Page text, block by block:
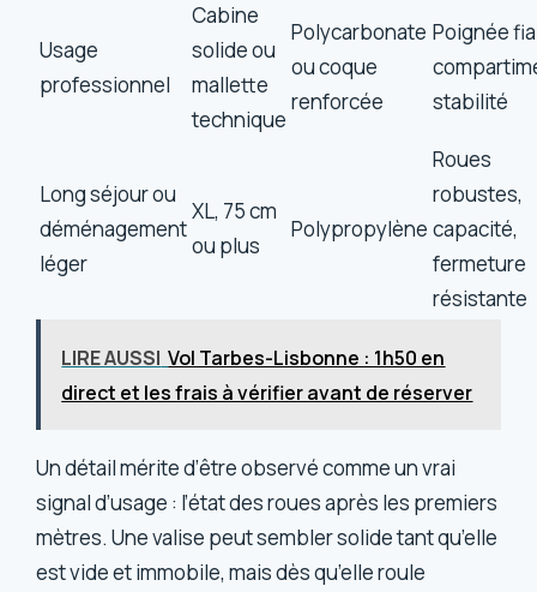
Usage
professionnel
Cabine
solide ou
mallette
technique
Polycarbonate
ou coque
renforcée
Poignée
stabilité
Long séjour ou
déménagement
léger
XL, 75 cm
ou plus
Polypropylène
Roues
robustes,
capacité,
fermeture
résistante
LIRE AUSSI Vol Tarbes-Lisbonne : 1h50 en
direct et les frais à vérifier avant de réserver
Un détail mérite d’être observé comme un vrai
signal d’usage : l’état des roues après les premiers
mètres. Une valise peut sembler solide tant qu’elle
est vide et immobile, mais dès qu’elle roule